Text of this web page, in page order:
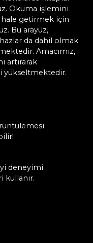
Okuma işlemini
hale getirmek için
Bu arayüz,
da dahil olmak
Amacımız,
artırarak
yükseltmektedir.
deneyimi
kullanır.